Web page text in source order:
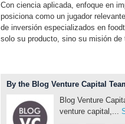
Con ciencia aplicada, enfoque en
posiciona como un jugador
de inversión especializados en
solo su producto, sino su misión
By the Blog Venture Capital
Blog Venture
venture capital,...